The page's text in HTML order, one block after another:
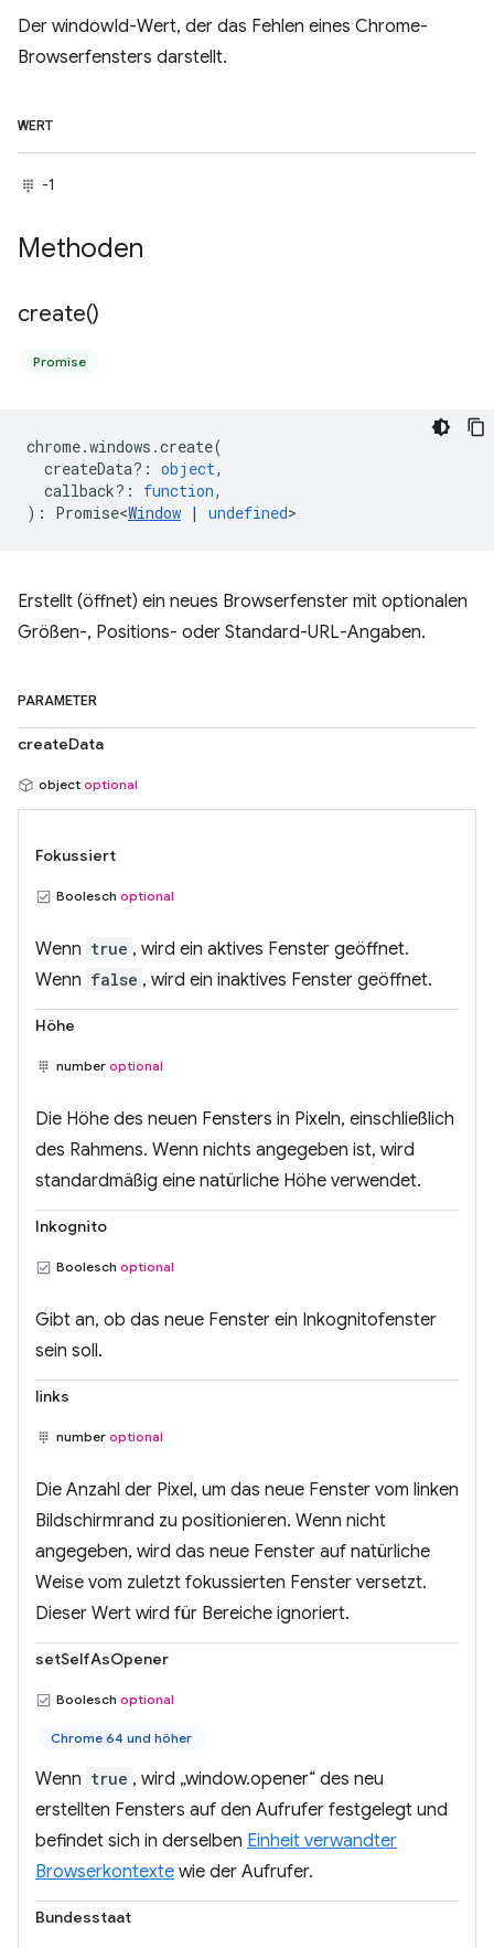
Der windowId-Wert, der das Fehlen eines Chrome-
Browserfensters darstellt.
WERT
-1
Methoden
create()
Promise
chrome.windows .create(
createData? : object,
callback? : function,
) : Promise<Window | undefined>
Erstellt (öffnet) ein neues Browserfenster mit optionalen
Größen-, Positions- oder Standard-URL-Angaben.
PARAMETER
createData
object optional
Fokussiert
Boolesch optional
Wenn true , wird ein aktives Fenster geöffnet.
Wenn false , wird ein inaktives Fenster geöffnet.
Höhe
number optional
Die Höhe des neuen Fensters in Pixeln, einschließlich
des Rahmens. Wenn nichts angegeben ist, wird
standardmäßig eine natürliche Höhe verwendet.
Inkognito
Boolesch optional
Gibt an, ob das neue Fenster ein Inkognitofenster
sein soll.
links
number optional
Die Anzahl der Pixel, um das neue Fenster vom linken
Bildschirmrand zu positionieren. Wenn nicht
angegeben, wird das neue Fenster auf natürliche
Weise vom zuletzt fokussierten Fenster versetzt.
Dieser Wert wird für Bereiche ignoriert.
setSelfAsOpener
Boolesch optional
Chrome 64 und höher
Wenn true , wird „window.opener“ des neu
erstellten Fensters auf den Aufrufer festgelegt und
befindet sich in derselben Einheit verwandter
Browserkontexte wie der Aufrufer.
Bundesstaat